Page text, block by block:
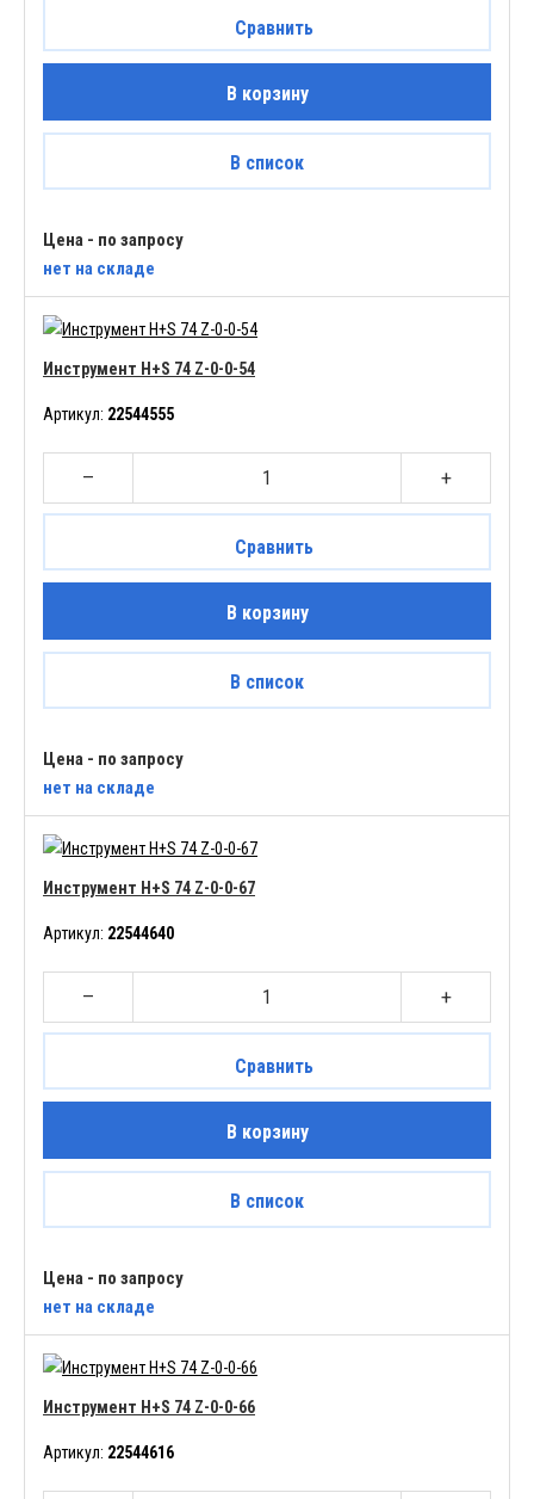
Сравнить
В корзину
В список
Цена - по запросу
нет на складе
Инструмент H+S 74 Z-0-0-54
Артикул: 22544555
– +
Сравнить
В корзину
В список
Цена - по запросу
нет на складе
Инструмент H+S 74 Z-0-0-67
Артикул: 22544640
– +
Сравнить
В корзину
В список
Цена - по запросу
нет на складе
Инструмент H+S 74 Z-0-0-66
Артикул: 22544616